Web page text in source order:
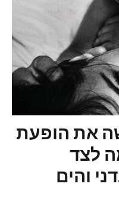
את הופעת
לצד
והים